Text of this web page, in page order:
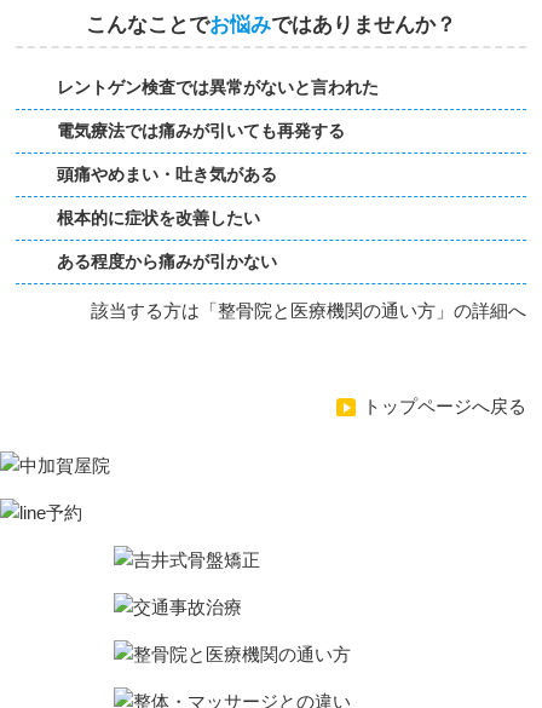
こんなことでお悩みではありませんか？
レントゲン検査では異常がないと言われた
電気療法では痛みが引いても再発する
頭痛やめまい・吐き気がある
根本的に症状を改善したい
ある程度から痛みが引かない
該当する方は「整骨院と医療機関の通い方」の詳細へ
トップページへ戻る